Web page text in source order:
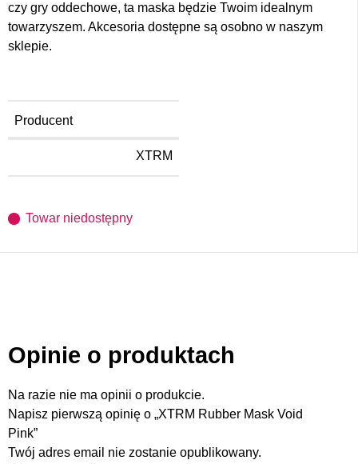
czy gry oddechowe, ta maska będzie Twoim idealnym
towarzyszem. Akcesoria dostępne są osobno w naszym
sklepie.
Producent
XTRM
Towar niedostępny
Opinie o produktach
Na razie nie ma opinii o produkcie.
Napisz pierwszą opinię o „XTRM Rubber Mask Void
Pink”
Twój adres email nie zostanie opublikowany.